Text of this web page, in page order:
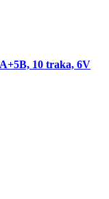
10 traka, 6V